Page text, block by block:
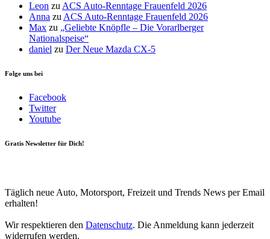
Leon zu ACS Auto-Renntage Frauenfeld 2026
Anna zu ACS Auto-Renntage Frauenfeld 2026
Max zu „Geliebte Knöpfle – Die Vorarlberger
Nationalspeise“
daniel zu Der Neue Mazda CX-5
Folge uns bei
Facebook
Twitter
Youtube
Gratis Newsletter für Dich!
Täglich neue Auto, Motorsport, Freizeit und Trends News per Email
erhalten!
Wir respektieren den Datenschutz. Die Anmeldung kann jederzeit
widerrufen werden.